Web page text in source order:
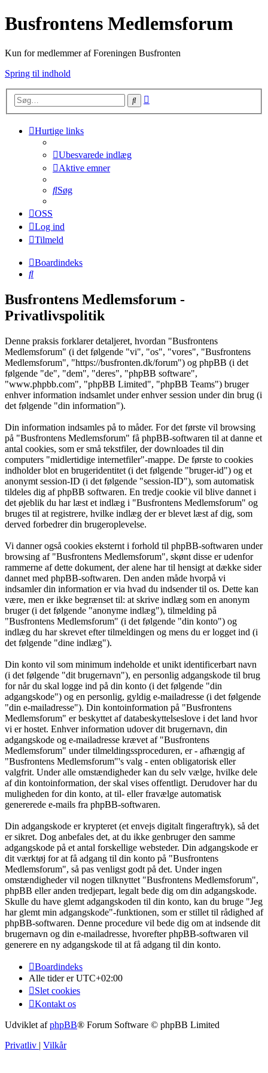
Busfrontens Medlemsforum
Kun for medlemmer af Foreningen Busfronten
Spring til indhold
Søg
Hurtige links
Ubesvarede indlæg
Aktive emner
Søg
OSS
Log ind
Tilmeld
Boardindeks
Søg
Busfrontens Medlemsforum -
Privatlivspolitik
Denne praksis forklarer detaljeret, hvordan "Busfrontens
Medlemsforum" (i det følgende "vi", "os", "vores", "Busfrontens
Medlemsforum", "https://busfronten.dk/forum") og phpBB (i det
følgende "de", "dem", "deres", "phpBB software",
"www.phpbb.com", "phpBB Limited", "phpBB Teams") bruger
enhver information indsamlet under enhver session under din brug (i
det følgende "din information").
Din information indsamles på to måder. For det første vil browsing
på "Busfrontens Medlemsforum" få phpBB-softwaren til at danne et
antal cookies, som er små tekstfiler, der downloades til din
computers "midlertidige internetfiler"-mappe. De første to cookies
indholder blot en brugeridentitet (i det følgende "bruger-id") og et
anonymt session-ID (i det følgende "session-ID"), som automatisk
tildeles dig af phpBB softwaren. En tredje cookie vil blive dannet i
det øjeblik du har læst et indlæg i "Busfrontens Medlemsforum" og
bruges til at registrere, hvilke indlæg der er blevet læst af dig, som
derved forbedrer din brugeroplevelse.
Vi danner også cookies eksternt i forhold til phpBB-softwaren under
browsing af "Busfrontens Medlemsforum", skønt disse er udenfor
rammerne af dette dokument, der alene har til hensigt at dække sider
dannet med phpBB-softwaren. Den anden måde hvorpå vi
indsamler din information er via hvad du indsender til os. Dette kan
være, men er ikke begrænset til: at skrive indlæg som en anonym
bruger (i det følgende "anonyme indlæg"), tilmelding på
"Busfrontens Medlemsforum" (i det følgende "din konto") og
indlæg du har skrevet efter tilmeldingen og mens du er logget ind (i
det følgende "dine indlæg").
Din konto vil som minimum indeholde et unikt identificerbart navn
(i det følgende "dit brugernavn"), en personlig adgangskode til brug
for når du skal logge ind på din konto (i det følgende "din
adgangskode") og en personlig, gyldig e-mailadresse (i det følgende
"din e-mailadresse"). Din kontoinformation på "Busfrontens
Medlemsforum" er beskyttet af databeskyttelseslove i det land hvor
vi er hostet. Enhver information udover dit brugernavn, din
adgangskode og e-mailadresse krævet af "Busfrontens
Medlemsforum" under tilmeldingssproceduren, er - afhængig af
"Busfrontens Medlemsforum"'s valg - enten obligatorisk eller
valgfrit. Under alle omstændigheder kan du selv vælge, hvilke dele
af din kontoinformation, der skal vises offentligt. Derudover har du
muligheden for din konto, at til- eller fravælge automatisk
genererede e-mails fra phpBB-softwaren.
Din adgangskode er krypteret (et envejs digitalt fingeraftryk), så det
er sikret. Dog anbefales det, at du ikke genbruger den samme
adgangskode på et antal forskellige websteder. Din adgangskode er
dit værktøj for at få adgang til din konto på "Busfrontens
Medlemsforum", så pas venligst godt på det. Under ingen
omstændigheder vil nogen tilknyttet "Busfrontens Medlemsforum",
phpBB eller anden tredjepart, legalt bede dig om din adgangskode.
Skulle du have glemt adgangskoden til din konto, kan du bruge "Jeg
har glemt min adgangskode"-funktionen, som er stillet til rådighed af
phpBB-softwaren. Denne procedure vil bede dig om at indsende dit
brugernavn og din e-mailadresse, hvorefter phpBB-softwaren vil
generere en ny adgangskode til at få adgang til din konto.
Boardindeks
Alle tider erUTC+02:00
Slet cookies
Kontakt os
Udviklet afphpBB® Forum Software © phpBB Limited
Privatliv | Vilkår